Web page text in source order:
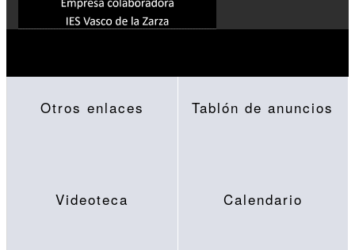
Otros enlaces Tablón de anuncios
Videoteca Calendario